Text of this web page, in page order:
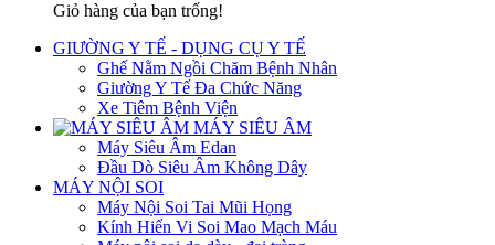
Giỏ hàng của bạn trống!
GIƯỜNG Y TẾ - DỤNG CỤ Y TẾ
Ghế Nằm Ngồi Chăm Bệnh Nhân
Giường Y Tế Đa Chức Năng
Xe Tiêm Bệnh Viện
MÁY SIÊU ÂM
Máy Siêu Âm Edan
Đầu Dò Siêu Âm Không Dây
MÁY NỘI SOI
Máy Nội Soi Tai Mũi Họng
Kính Hiển Vi Soi Mao Mạch Máu